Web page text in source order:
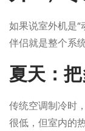
如果说室外机是”
伴侣就是整个系
夏天：
传统空调制冷时
很低，但室内的